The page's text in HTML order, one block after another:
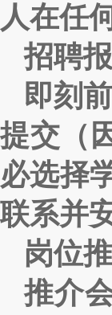
人在任
招聘
即刻
提交（
必选择
联系并
岗位
推介